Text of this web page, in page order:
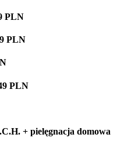
PLN
PLN
PLN
+ pielęgnacja domowa